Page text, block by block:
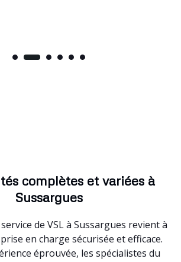
complètes et variées à
Sussargues
de VSL à Sussargues revient à
en charge sécurisée et efficace.
éprouvée, les spécialistes du